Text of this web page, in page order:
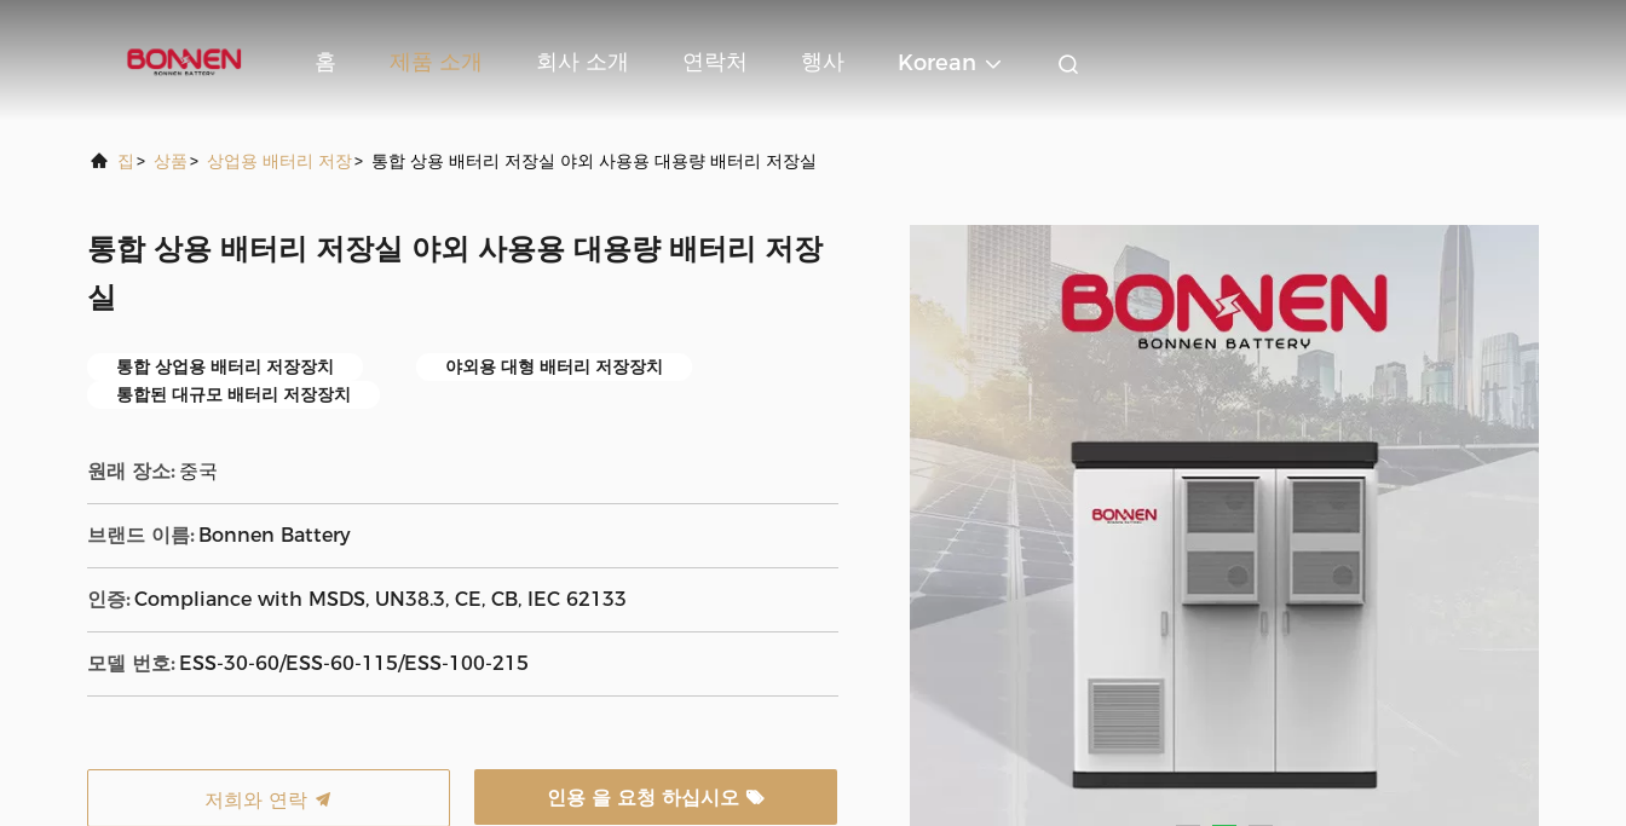
홈 제품 소개 회사 소개 연락처 행사 Korean
집 > 상품> 상업용 배터리 저장> 통합 상용 배터리 저장실 야외 사용용 대용량 배터리 저장실
통합 상용 배터리 저장실 야외 사용용 대용량 배터리 저장
실
통합 상업용 배터리 저장장치
야외용 대형 배터리 저장장치
통합된 대규모 배터리 저장장치
원래 장소: 중국
브랜드 이름: Bonnen Battery
인증: Compliance with MSDS, UN38.3, CE, CB, IEC 62133
모델 번호: ESS-30-60/ESS-60-115/ESS-100-215
저희와 연락 인용 을 요청 하십시오